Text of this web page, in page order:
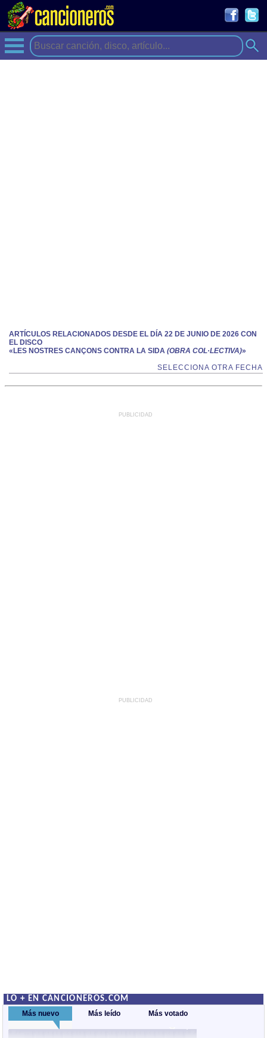
ARTÍCULOS RELACIONADOS DESDE EL DÍA 22 DE JUNIO DE 2026 CON
EL DISCO
«LES NOSTRES CANÇONS CONTRA LA SIDA (OBRA COL·LECTIVA)»
SELECCIONA OTRA FECHA
PUBLICIDAD
PUBLICIDAD
LO + EN CANCIONEROS.COM
Más nuevo Más leído Más votado